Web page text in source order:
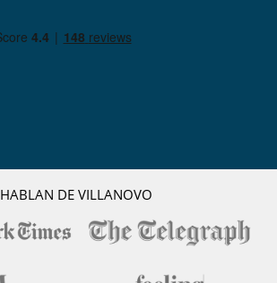
HABLAN DE VILLANOVO